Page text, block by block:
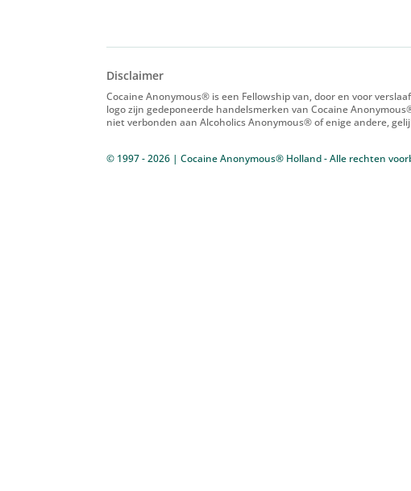
Disclaimer
Cocaine Anonymous® is een Fellowship van, door en voor
logo zijn gedeponeerde handelsmerken van Cocaine
niet verbonden aan Alcoholics Anonymous® of enige andere,
© 1997 - 2026 | Cocaine Anonymous® Holland - Alle rechten